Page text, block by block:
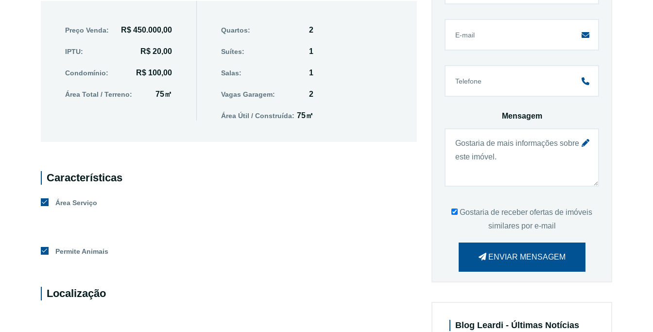
Preço Venda: R$ 450.000,00
IPTU: R$ 20,00
Condomínio: R$ 100,00
Área Total / Terreno: 75㎡
Quartos: 2
Suítes: 1
Salas: 1
Vagas Garagem: 2
Área Útil / Construída: 75㎡
Características
Área Serviço
Permite Animais
Localização
Mensagem
Gostaria de receber ofertas de imóveis
similares por e-mail
ENVIAR MENSAGEM
Blog Leardi - Últimas Notícias